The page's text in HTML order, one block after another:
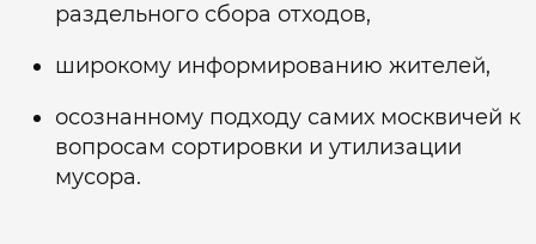
раздельного сбора отходов,
широкому информированию жителей,
осознанному подходу самих москвичей к
вопросам сортировки и утилизации
мусора.